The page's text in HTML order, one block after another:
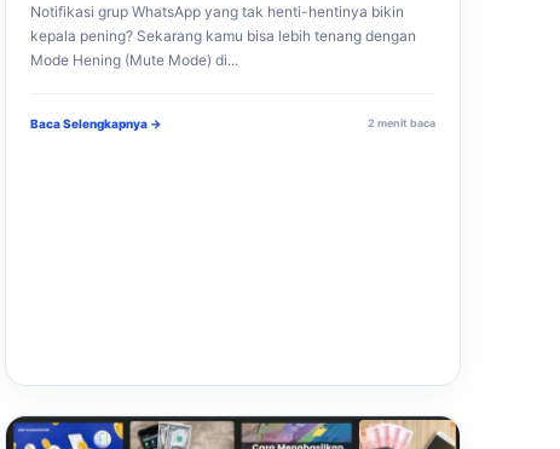
Notifikasi grup WhatsApp yang tak henti-hentinya bikin
kepala pening? Sekarang kamu bisa lebih tenang dengan
Mode Hening (Mute Mode) di...
Baca Selengkapnya → 2 menit baca